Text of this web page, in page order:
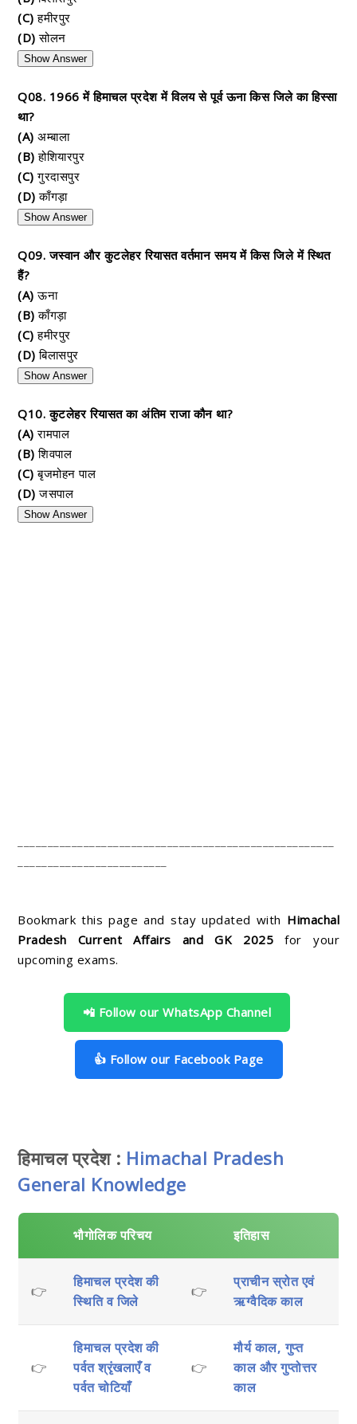
(C) हमीरपुर
(D) सोलन
Show Answer
Q08. 1966 में हिमाचल प्रदेश में विलय से पूर्व ऊना किस जिले का हिस्सा
था?
(A) अम्बाला
(B) होशियारपुर
(C) गुरदासपुर
(D) काँगड़ा
Show Answer
Q09. जस्वान और कुटलेहर रियासत वर्तमान समय में किस जिले में स्थित
हैं?
(A) ऊना
(B) काँगड़ा
(C) हमीरपुर
(D) बिलासपुर
Show Answer
Q10. कुटलेहर रियासत का अंतिम राजा कौन था?
(A) रामपाल
(B) शिवपाल
(C) बृजमोहन पाल
(D) जसपाल
Show Answer
Bookmark this page and stay updated with Himachal
Pradesh Current Affairs and GK 2025 for your
upcoming exams.
📲 Follow our WhatsApp Channel
👍 Follow our Facebook Page
हिमाचल प्रदेश : Himachal Pradesh
General Knowledge
भौगोलिक परिचय इतिहास
👉
हिमाचल प्रदेश की
स्थिति व जिले
👉
प्राचीन स्रोत एवं
ऋग्वैदिक काल
👉
हिमाचल प्रदेश की
पर्वत श्रृंखलाएँ व
पर्वत चोटियाँ
👉
मौर्य काल, गुप्त
काल और गुप्तोत्तर
काल